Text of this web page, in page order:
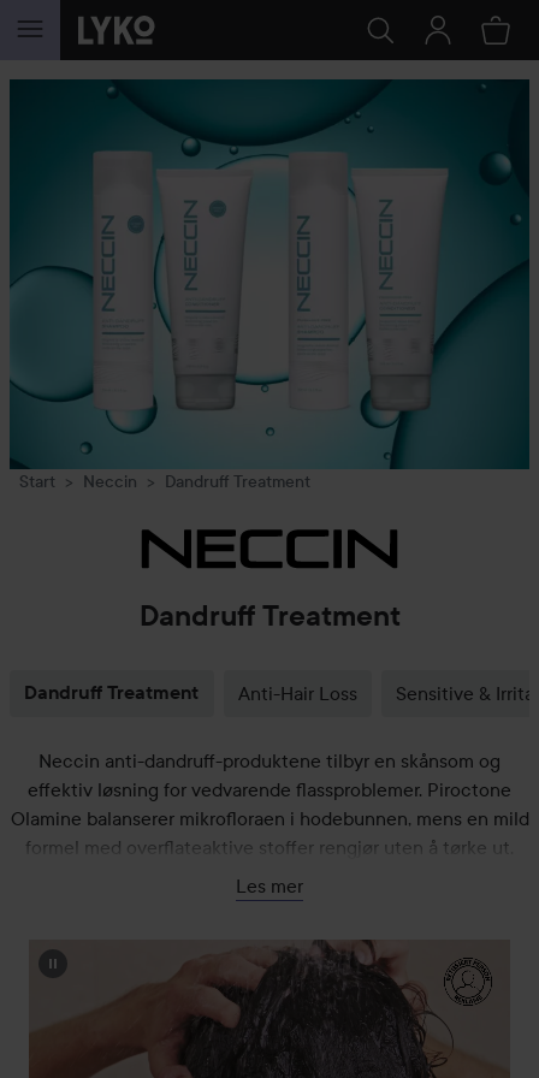
GÅ TIL INNHOLD
Start Neccin Dandruff Treatment
Dandruff Treatment
Dandruff Treatment Anti-Hair Loss Sensitive &
Neccin anti-dandruff-produktene tilbyr en skånsom og
effektiv løsning for vedvarende flassproblemer. Piroctone
Olamine balanserer mikrofloraen i hodebunnen, mens en mild
formel med overflateaktive stoffer rengjør uten å tørke ut.
Produktet beroliger og pleier hodebunnen ved daglig bruk,
for et sunt hår og en sunn hodebunn.
Les mer